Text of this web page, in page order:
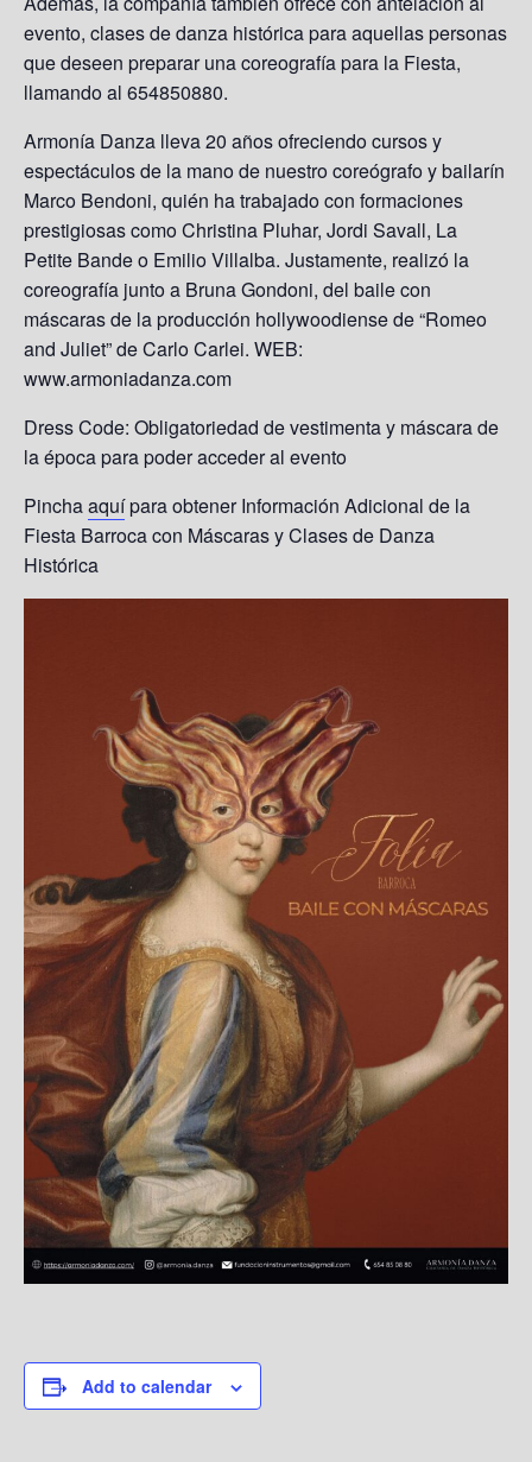
evento, clases de danza histórica para aquellas personas
que deseen preparar una coreografía para la Fiesta,
llamando al 654850880.
Armonía Danza lleva 20 años ofreciendo cursos y
espectáculos de la mano de nuestro coreógrafo y bailarín
Marco Bendoni, quién ha trabajado con formaciones
prestigiosas como Christina Pluhar, Jordi Savall, La
Petite Bande o Emilio Villalba. Justamente, realizó la
coreografía junto a Bruna Gondoni, del baile con
máscaras de la producción hollywoodiense de “Romeo
and Juliet” de Carlo Carlei. WEB:
www.armoniadanza.com
Dress Code: Obligatoriedad de vestimenta y máscara de
la época para poder acceder al evento
Pinchaaquípara obtener Información Adicional de la
Fiesta Barroca con Máscaras y Clases de Danza
Histórica
Add to calendar